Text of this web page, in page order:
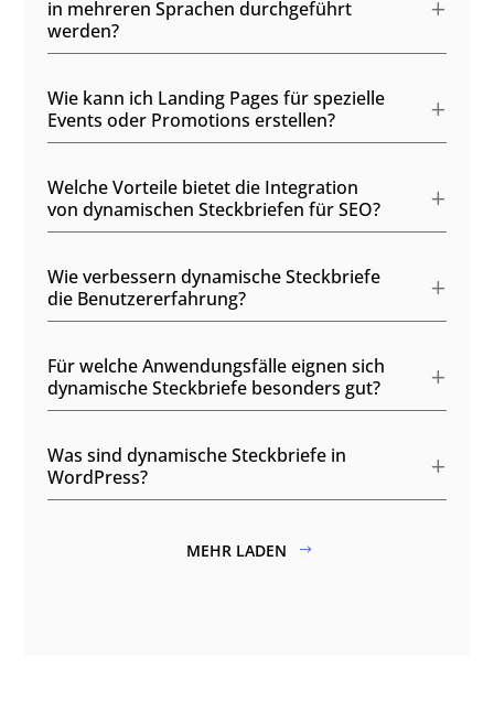
in mehreren Sprachen durchgeführt
werden?
Wie kann ich Landing Pages für spezielle
Events oder Promotions erstellen?
Welche Vorteile bietet die Integration
von dynamischen Steckbriefen für SEO?
Wie verbessern dynamische Steckbriefe
die Benutzererfahrung?
Für welche Anwendungsfälle eignen sich
dynamische Steckbriefe besonders gut?
Was sind dynamische Steckbriefe in
WordPress?
MEHR LADEN